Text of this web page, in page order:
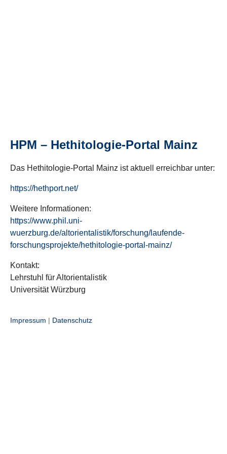
HPM – Hethitologie-Portal Mainz
Das Hethitologie-Portal Mainz ist aktuell erreichbar unter:
https://hethport.net/
Weitere Informationen:
https://www.phil.uni-
wuerzburg.de/altorientalistik/forschung/laufende-
forschungsprojekte/hethitologie-portal-mainz/
Kontakt:
Lehrstuhl für Altorientalistik
Universität Würzburg
Impressum | Datenschutz